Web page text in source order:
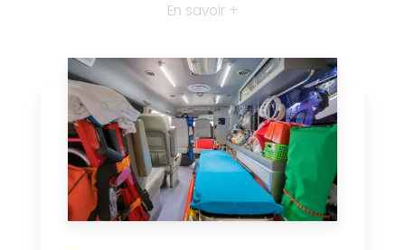
En savoir +